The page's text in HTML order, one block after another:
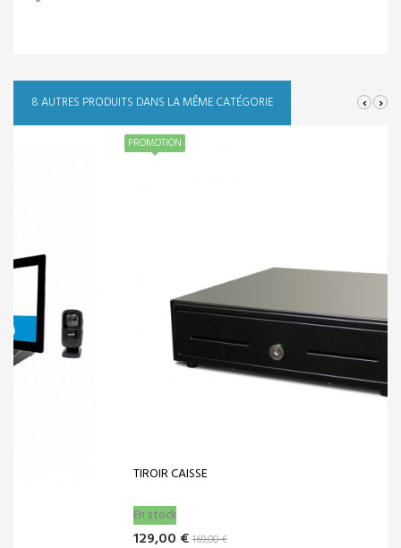
8 AUTRES PRODUITS DANS LA MÊME CATÉGORIE ‹ ›